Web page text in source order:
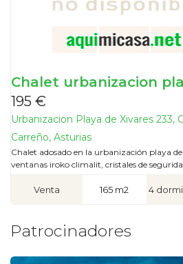
Chalet urbanizacion
195 €
Urbanizacion Playa de Xivares 233,
Carreño, Asturias
Chalet adosado en la urbanización playa
ventanas iroko climalit, cristales de
Venta 165 m2 4
Patrocinadores